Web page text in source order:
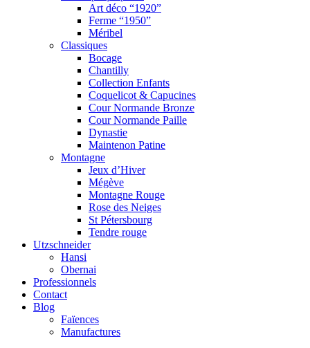
Art déco “1920”
Ferme “1950”
Méribel
Classiques
Bocage
Chantilly
Collection Enfants
Coquelicot & Capucines
Cour Normande Bronze
Cour Normande Paille
Dynastie
Maintenon Patine
Montagne
Jeux d’Hiver
Mégève
Montagne Rouge
Rose des Neiges
St Pétersbourg
Tendre rouge
Utzschneider
Hansi
Obernai
Professionnels
Contact
Blog
Faïences
Manufactures